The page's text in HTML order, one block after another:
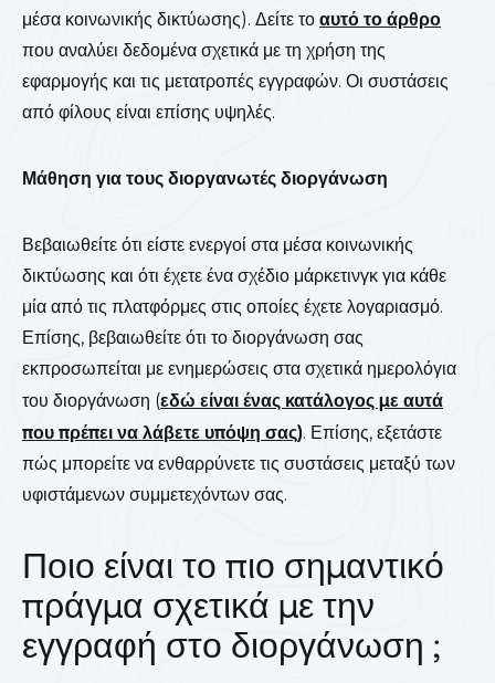
μέσα κοινωνικής δικτύωσης). Δείτε το αυτό το άρθρο
που αναλύει δεδομένα σχετικά με τη χρήση της
εφαρμογής και τις μετατροπές εγγραφών. Οι συστάσεις
από φίλους είναι επίσης υψηλές.
Μάθηση για τους διοργανωτές διοργάνωση
Βεβαιωθείτε ότι είστε ενεργοί στα μέσα κοινωνικής
δικτύωσης και ότι έχετε ένα σχέδιο μάρκετινγκ για κάθε
μία από τις πλατφόρμες στις οποίες έχετε λογαριασμό.
Επίσης, βεβαιωθείτε ότι το διοργάνωση σας
εκπροσωπείται με ενημερώσεις στα σχετικά ημερολόγια
του διοργάνωση (εδώ είναι ένας κατάλογος με αυτά
που πρέπει να λάβετε υπόψη σας). Επίσης, εξετάστε
πώς μπορείτε να ενθαρρύνετε τις συστάσεις μεταξύ των
υφιστάμενων συμμετεχόντων σας.
Ποιο είναι το πιο σημαντικό
πράγμα σχετικά με την
εγγραφή στο διοργάνωση ;